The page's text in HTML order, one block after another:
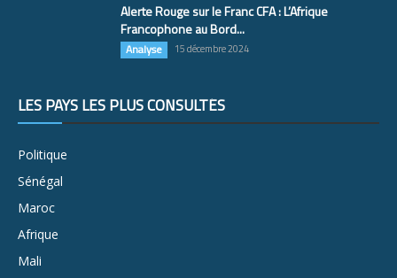
Alerte Rouge sur le Franc CFA : L’Afrique
Francophone au Bord...
Analyse 15 décembre 2024
LES PAYS LES PLUS CONSULTÉS
Politique
Sénégal
Maroc
Afrique
Mali